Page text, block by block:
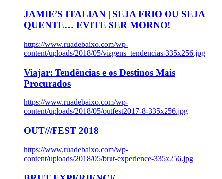
JAMIE’S ITALIAN | SEJA FRIO OU SEJA
QUENTE… EVITE SER MORNO!
https://www.ruadebaixo.com/wp-
content/uploads/2018/05/viagens_tendencias-335x256.jpg
Viajar: Tendências e os Destinos Mais
Procurados
https://www.ruadebaixo.com/wp-
content/uploads/2018/05/outfest2017-8-335x256.jpg
OUT///FEST 2018
https://www.ruadebaixo.com/wp-
content/uploads/2018/05/brut-experience-335x256.jpg